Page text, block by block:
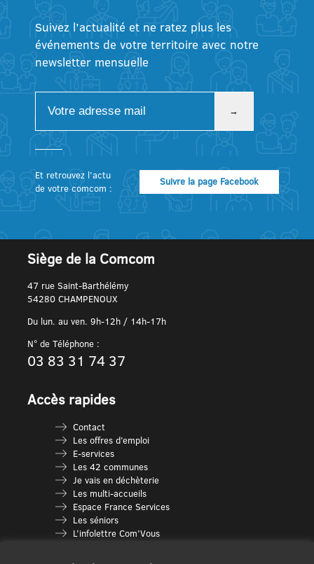
Suivez l’actualité et ne ratez plus les
événements de votre territoire avec notre
newsletter mensuelle
Et retrouvez l’actu
de votre comcom :
Suivre la page Facebook
Siège de la Comcom
47 rue Saint-Barthélémy
54280 CHAMPENOUX
Du lun. au ven. 9h-12h / 14h-17h
N° de Téléphone :
03 83 31 74 37
Accès rapides
Contact
Les offres d’emploi
E-services
Les 42 communes
Je vais en déchèterie
Les multi-accueils
Espace France Services
Les séniors
L’infolettre Com’Vous